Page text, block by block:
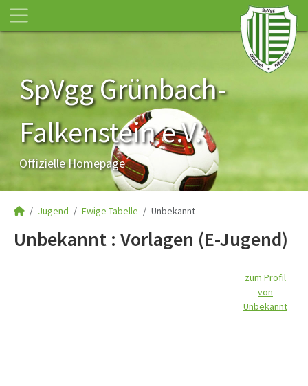
SpVgg Grünbach-
Falkenstein e.V.
Offizielle Homepage
Jugend Ewige Tabelle Unbekannt
Unbekannt : Vorlagen (E-Jugend)
zum Profil
von
Unbekannt